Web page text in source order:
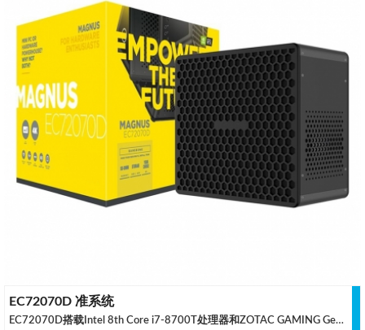
EC72070D 准系统
EC72070D搭载Intel 8th Core i7-8700T处理器和ZOTAC GAMING GeForce RTX 2070独立显卡提供强大的性能支持,经过重新设计，为创作者和专业设计者提供强大的性能表现. 处理苛刻的创造性工作, 加速您的产品, 并通过紧凑的身形为便携创作提供动力. 享受原生4K显示输出和卓越的全高清视觉保真度, 以及即使在满载情况下也能保持低调的安静散热能力.